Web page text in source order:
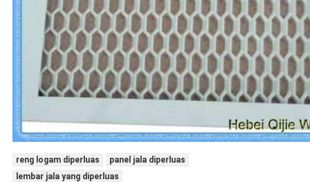
reng logam diperluas
panel jala diperluas
lembar jala yang diperluas